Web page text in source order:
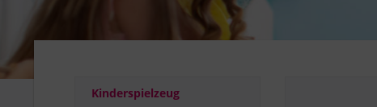
Kinderspielzeug